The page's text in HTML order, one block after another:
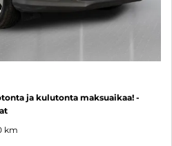
ja kulutonta maksuaikaa! -
km